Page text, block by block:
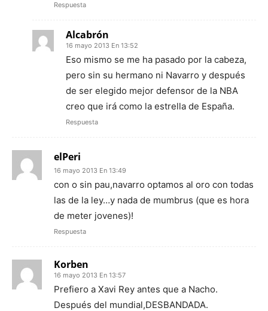
Respuesta
Alcabrón
16 mayo 2013 En 13:52
Eso mismo se me ha pasado por la cabeza,
pero sin su hermano ni Navarro y después
de ser elegido mejor defensor de la NBA
creo que irá como la estrella de España.
Respuesta
elPeri
16 mayo 2013 En 13:49
con o sin pau,navarro optamos al oro con todas
las de la ley…y nada de mumbrus (que es hora
de meter jovenes)!
Respuesta
Korben
16 mayo 2013 En 13:57
Prefiero a Xavi Rey antes que a Nacho.
Después del mundial,DESBANDADA.